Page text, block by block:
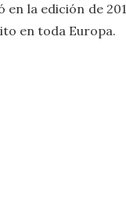
en la edición de
en toda Europa.